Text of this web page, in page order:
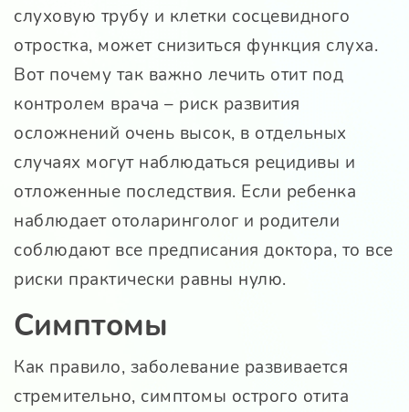
слуховую трубу и клетки сосцевидного
отростка, может снизиться функция слуха.
Вот почему так важно лечить отит под
контролем врача – риск развития
осложнений очень высок, в отдельных
случаях могут наблюдаться рецидивы и
отложенные последствия. Если ребенка
наблюдает отоларинголог и родители
соблюдают все предписания доктора, то все
риски практически равны нулю.
Симптомы
Как правило, заболевание развивается
стремительно, симптомы острого отита